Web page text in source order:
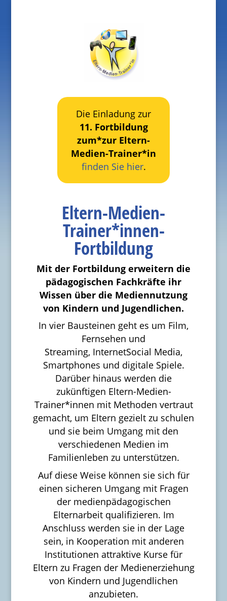
Die Einladung zur
11. Fortbildung
zum*zur Eltern-
Medien-Trainer*in
finden Sie hier.
Eltern-Medien-
Trainer*innen-
Fortbildung
Mit der Fortbildung erweitern die
pädagogischen Fachkräfte ihr
Wissen über die Mediennutzung
von Kindern und Jugendlichen.
In vier Bausteinen geht es um Film,
Fernsehen und
Streaming, InternetSocial Media,
Smartphones und digitale Spiele.
Darüber hinaus werden die
zukünftigen Eltern-Medien-
Trainer*innen mit Methoden vertraut
gemacht, um Eltern gezielt zu schulen
und sie beim Umgang mit den
verschiedenen Medien im
Familienleben zu unterstützen.
Auf diese Weise können sie sich für
einen sicheren Umgang mit Fragen
der medienpädagogischen
Elternarbeit qualifizieren. Im
Anschluss werden sie in der Lage
sein, in Kooperation mit anderen
Institutionen attraktive Kurse für
Eltern zu Fragen der Medienerziehung
von Kindern und Jugendlichen
anzubieten.